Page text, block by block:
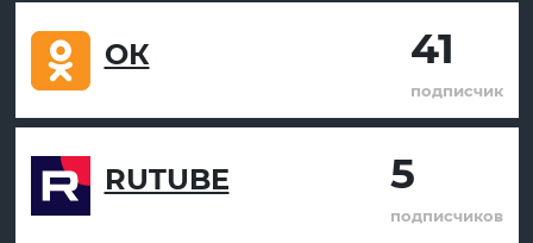
ОК 41
подписчик
RUTUBE 5
подписчиков